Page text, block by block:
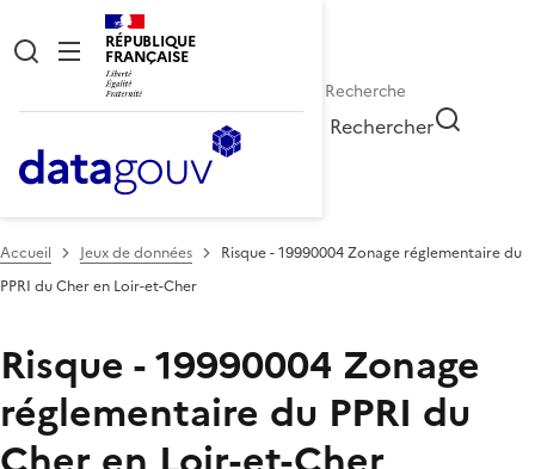
RÉPUBLIQUE
FRANÇAISE
Rechercher
Accueil Jeux de données
Risque - 19990004 Zonage réglementaire du
PPRI du Cher en Loir-et-Cher
Risque - 19990004 Zonage
réglementaire du PPRI du